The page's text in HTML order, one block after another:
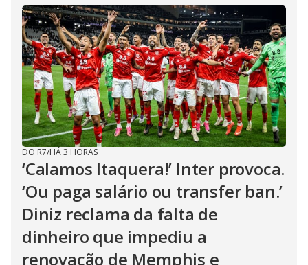
DO R7/HÁ 3 HORAS
‘Calamos Itaquera!’ Inter provoca.
‘Ou paga salário ou transfer ban.’
Diniz reclama da falta de
dinheiro que impediu a
renovação de Memphis e